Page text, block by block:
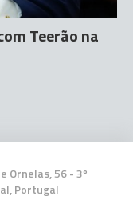
Teerão na
Ornelas, 56 - 3º
Portugal